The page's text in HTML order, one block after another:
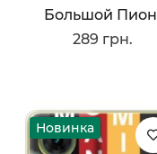
Большой Пион
289 грн.
Новинка